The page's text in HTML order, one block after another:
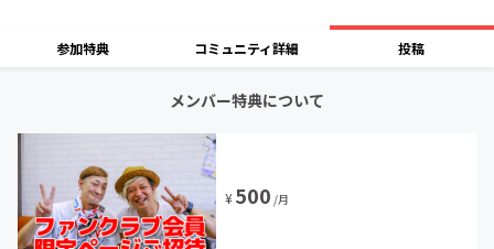
参加特典 コミュニティ詳細 投稿
メンバー特典について
¥500 /月